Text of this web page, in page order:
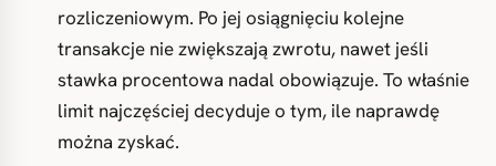
rozliczeniowym. Po jej osiągnięciu kolejne
transakcje nie zwiększają zwrotu, nawet jeśli
stawka procentowa nadal obowiązuje. To właśnie
limit najczęściej decyduje o tym, ile naprawdę
można zyskać.